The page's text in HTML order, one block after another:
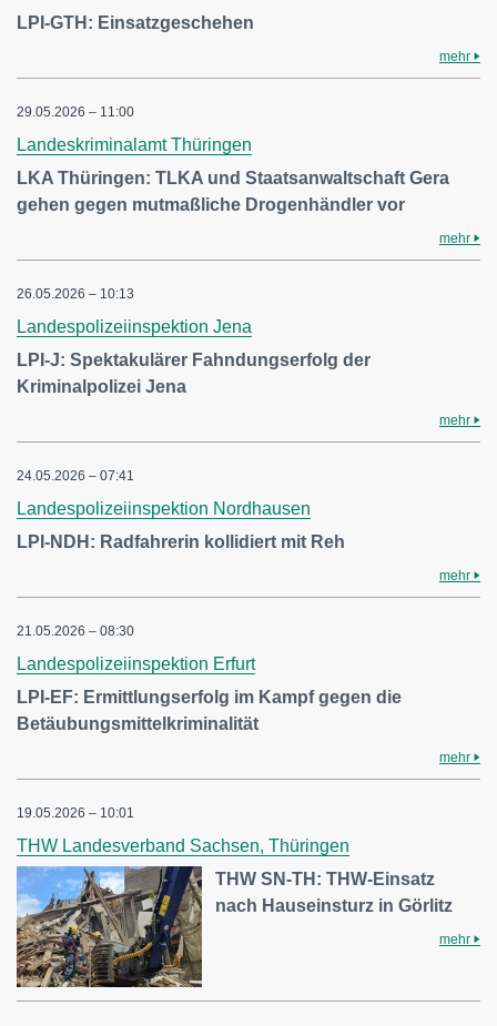
LPI-GTH: Einsatzgeschehen
mehr
29.05.2026 – 11:00
Landeskriminalamt Thüringen
LKA Thüringen: TLKA und Staatsanwaltschaft Gera
gehen gegen mutmaßliche Drogenhändler vor
mehr
26.05.2026 – 10:13
Landespolizeiinspektion Jena
LPI-J: Spektakulärer Fahndungserfolg der
Kriminalpolizei Jena
mehr
24.05.2026 – 07:41
Landespolizeiinspektion Nordhausen
LPI-NDH: Radfahrerin kollidiert mit Reh
mehr
21.05.2026 – 08:30
Landespolizeiinspektion Erfurt
LPI-EF: Ermittlungserfolg im Kampf gegen die
Betäubungsmittelkriminalität
mehr
19.05.2026 – 10:01
THW Landesverband Sachsen, Thüringen
THW SN-TH: THW-Einsatz
nach Hauseinsturz in Görlitz
mehr